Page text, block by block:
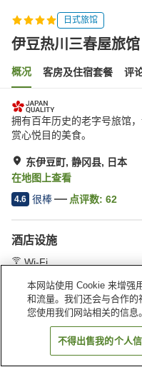
日式旅馆
伊豆热川三春屋旅馆
概况 客房及住宿套餐 评
拥有百年历史的老字号旅馆
赏心悦目的美食。
东伊豆町, 静冈县, 日本
在地图上查看
4.6 很棒 点评数: 62
酒店设施
Wi-Fi
首页 日本 静冈县 东
本网站使用 Cookie 来增强
和流量。我们还会与合作
您使用我们网站相关的信息。
不得出售我的个人